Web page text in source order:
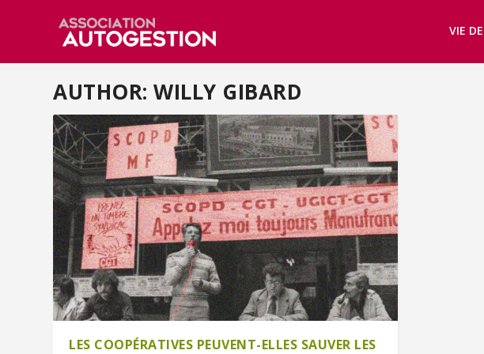
VIE
AUTHOR: WILLY GIBARD
LES COOPÉRATIVES PEUVENT-ELLES SAUVER LES